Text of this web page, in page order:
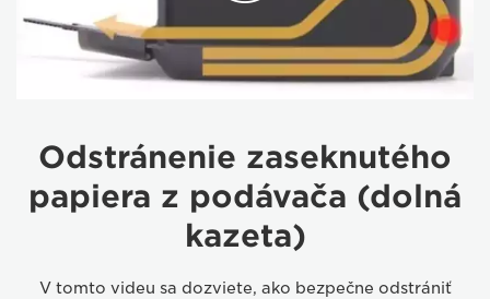
Odstránenie zaseknutého
papiera z podávača (dolná
kazeta)
V tomto videu sa dozviete, ako bezpečne odstrániť